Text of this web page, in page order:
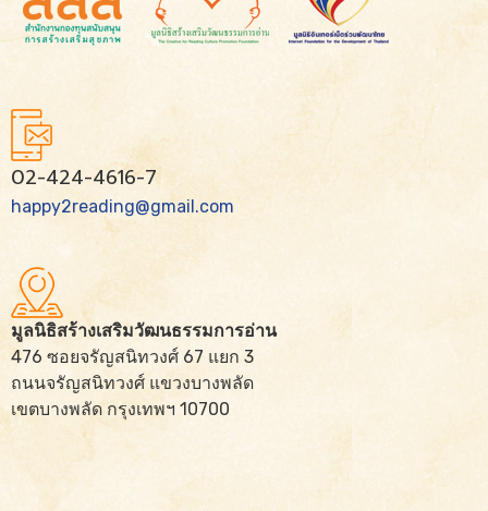
02-424-4616-7
happy2reading@gmail.com
มูลนิธิสร้างเสริมวัฒนธรรมการอ่าน
476 ซอยจรัญสนิทวงศ์ 67 แยก 3
ถนนจรัญสนิทวงศ์ แขวงบางพลัด
เขตบางพลัด กรุงเทพฯ 10700